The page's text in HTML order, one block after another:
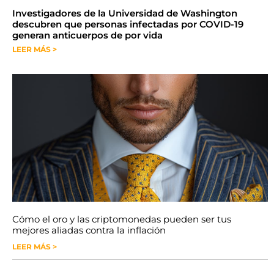
Investigadores de la Universidad de Washington
descubren que personas infectadas por COVID-19
generan anticuerpos de por vida
LEER MÁS >
Cómo el oro y las criptomonedas pueden ser tus
mejores aliadas contra la inflación
LEER MÁS >